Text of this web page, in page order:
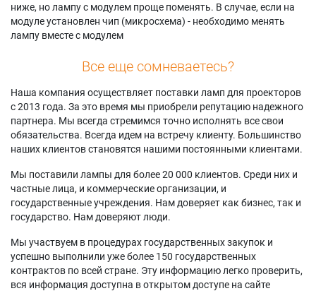
ниже, но лампу с модулем проще поменять. В случае, если на
модуле установлен чип (микросхема) - необходимо менять
лампу вместе с модулем
Все еще сомневаетесь?
Наша компания осуществляет поставки ламп для проекторов
с 2013 года. За это время мы приобрели репутацию надежного
партнера. Мы всегда стремимся точно исполнять все свои
обязательства. Всегда идем на встречу клиенту. Большинство
наших клиентов становятся нашими постоянными клиентами.
Мы поставили лампы для более 20 000 клиентов. Среди них и
частные лица, и коммерческие организации, и
государственные учреждения. Нам доверяет как бизнес, так и
государство. Нам доверяют люди.
Мы участвуем в процедурах государственных закупок и
успешно выполнили уже более 150 государственных
контрактов по всей стране. Эту информацию легко проверить,
вся информация доступна в открытом доступе на сайте